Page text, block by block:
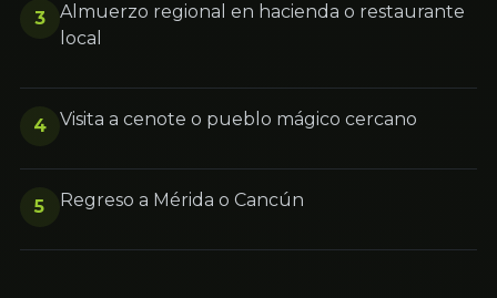
3
Almuerzo regional en hacienda o restaurante
local
4 Visita a cenote o pueblo mágico cercano
5 Regreso a Mérida o Cancún